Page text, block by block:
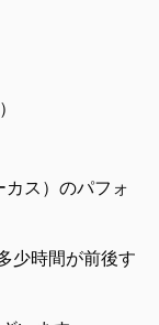
ス）のパフォ
少時間が前後す